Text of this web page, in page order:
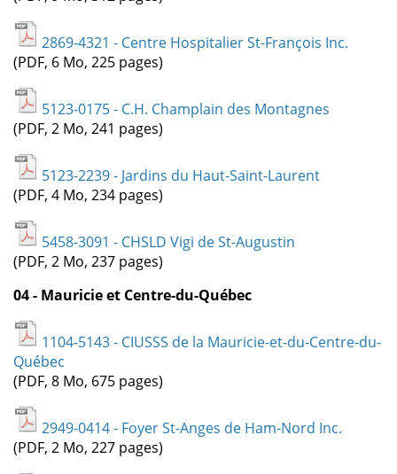
2869-4321 - Centre Hospitalier St-François Inc.
(PDF, 6 Mo, 225 pages)
5123-0175 - C.H. Champlain des Montagnes
(PDF, 2 Mo, 241 pages)
5123-2239 - Jardins du Haut-Saint-Laurent
(PDF, 4 Mo, 234 pages)
5458-3091 - CHSLD Vigi de St-Augustin
(PDF, 2 Mo, 237 pages)
04 - Mauricie et Centre-du-Québec
1104-5143 - CIUSSS de la Mauricie-et-du-Centre-du-
Québec
(PDF, 8 Mo, 675 pages)
2949-0414 - Foyer St-Anges de Ham-Nord Inc.
(PDF, 2 Mo, 227 pages)